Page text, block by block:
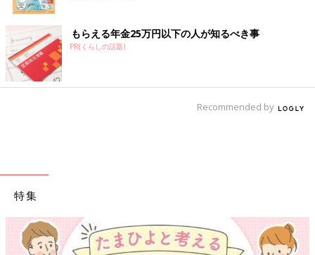
もらえる年金25万円以下の人が知るべき事
PR(くらしの話題)
Recommended by
特集